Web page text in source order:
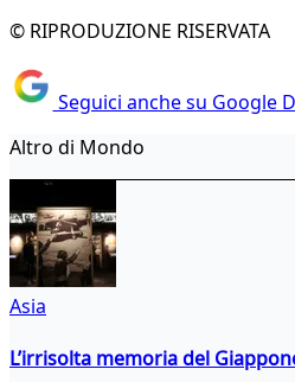
© RIPRODUZIONE RISERVATA
Seguici anche su Google
Altro di Mondo
Asia
L’irrisolta memoria del